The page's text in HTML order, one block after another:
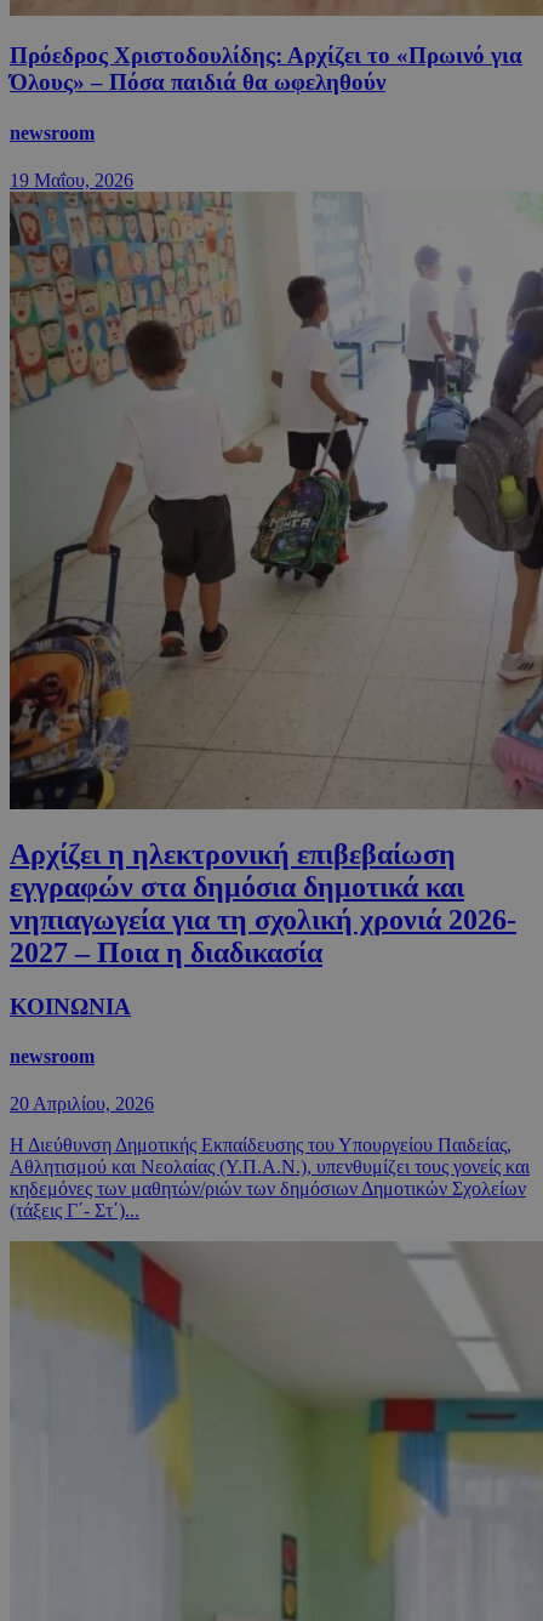
Πρόεδρος Χριστοδουλίδης: Αρχίζει το «Πρωινό για
Όλους» – Πόσα παιδιά θα ωφεληθούν
newsroom
19 Μαΐου, 2026
Αρχίζει η ηλεκτρονική επιβεβαίωση
εγγραφών στα δημόσια δημοτικά και
νηπιαγωγεία για τη σχολική χρονιά 2026-
2027 – Ποια η διαδικασία
ΚΟΙΝΩΝΙΑ
newsroom
20 Απριλίου, 2026
Η Διεύθυνση Δημοτικής Εκπαίδευσης του Υπουργείου Παιδείας,
Αθλητισμού και Νεολαίας (Υ.Π.Α.Ν.), υπενθυμίζει τους γονείς και
κηδεμόνες των μαθητών/ριών των δημόσιων Δημοτικών Σχολείων
(τάξεις Γ΄- Στ΄)...